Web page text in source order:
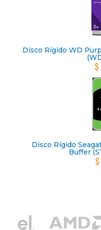
Disco Rígido WD
$
Disco Rígido
Buffer